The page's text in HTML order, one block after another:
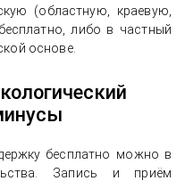
(областную, краевую,
либо в частный
основе.
бесплатно можно в
Запись и приём